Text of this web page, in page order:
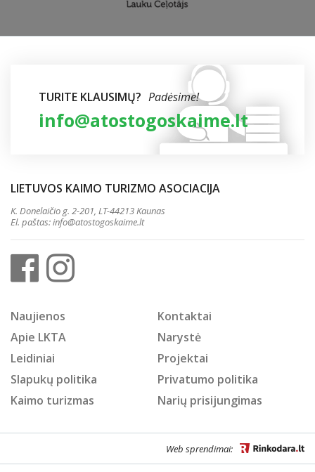
TURITE KLAUSIMŲ? Padėsime!
info@atostogoskaime.lt
LIETUVOS KAIMO TURIZMO ASOCIACIJA
K. Donelaičio g. 2-201, LT-44213 Kaunas
El. paštas:info@atostogoskaime.lt
Naujienos
Kontaktai
Apie LKTA
Narystė
Leidiniai
Projektai
Slapukų politika
Privatumo politika
Kaimo turizmas
Narių prisijungimas
Web sprendimai: